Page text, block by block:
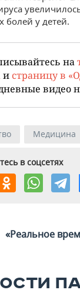
болей у детей.
на
и страницу в
видео
Медицина
в соцсетях
«Реальное